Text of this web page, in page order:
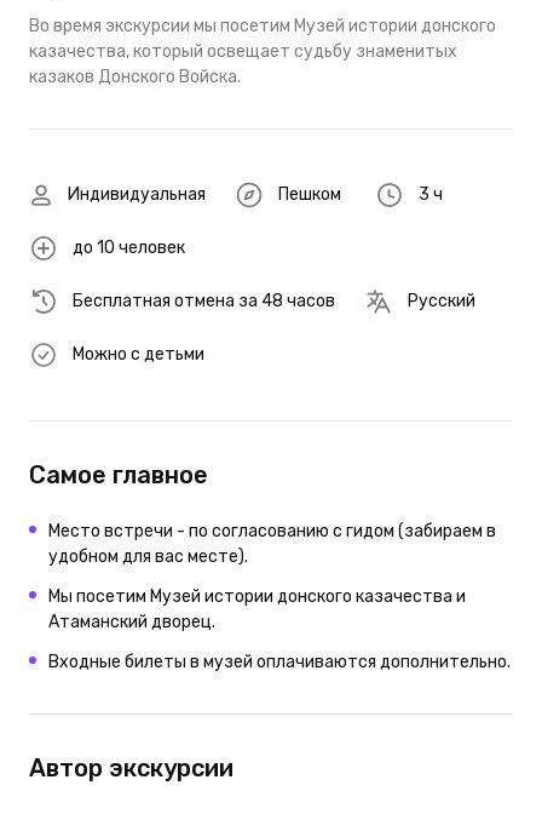
Во время экскурсии мы посетим Музей истории донского
казачества, который освещает судьбу знаменитых
казаков Донского Войска.
Индивидуальная Пешком 3 ч
до 10 человек
Бесплатная отмена за 48 часов Русский
Можно с детьми
Самое главное
Место встречи - по согласованию с гидом (забираем в
удобном для вас месте).
Мы посетим Музей истории донского казачества и
Атаманский дворец.
Входные билеты в музей оплачиваются дополнительно.
Автор экскурсии